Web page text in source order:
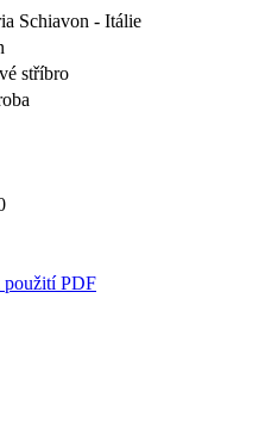
Schiavon - Itálie
stříbro
použití PDF